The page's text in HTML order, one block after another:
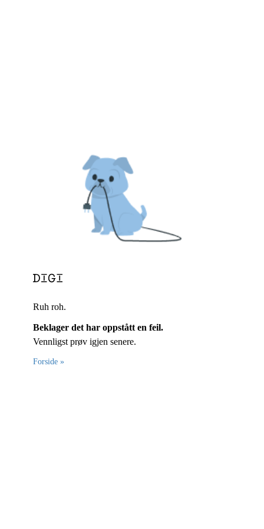
Ruh roh.
Beklager det har oppstått en feil.
Vennligst prøv igjen senere.
Forside »